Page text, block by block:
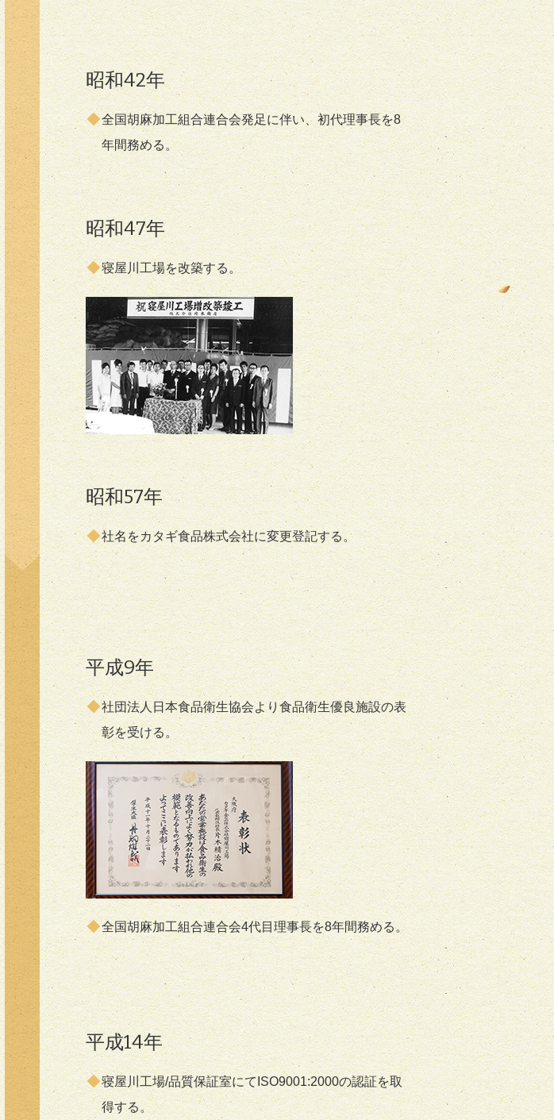
昭和42年
全国胡麻加工組合連合会発足に伴い、初代理事長を8
年間務める。
昭和47年
寝屋川工場を改築する。
昭和57年
社名をカタギ食品株式会社に変更登記する。
平成9年
社団法人日本食品衛生協会より食品衛生優良施設の表
彰を受ける。
全国胡麻加工組合連合会4代目理事長を8年間務める。
平成14年
寝屋川工場/品質保証室にてISO9001:2000の認証を取
得する。